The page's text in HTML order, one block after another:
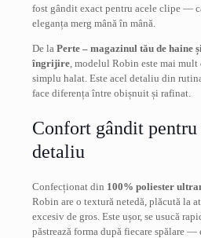
fost gândit exact pentru acele clipe —
eleganța merg mână în mână.
De la Perte – magazinul tău de haine
îngrijire, modelul Robin este mai mult
simplu halat. Este acel detaliu din
face diferența între obișnuit și rafinat.
Confort gândit
detaliu
Confecționat din 100% poliester
Robin are o textură netedă, plăcută la
excesiv de gros. Este ușor, se usucă
păstrează forma după fiecare spălare —